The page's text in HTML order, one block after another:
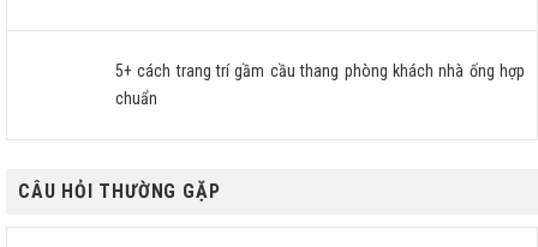
5+ cách trang trí gầm cầu thang phòng khách nhà ống hợp
chuẩn
CÂU HỎI THƯỜNG GẶP